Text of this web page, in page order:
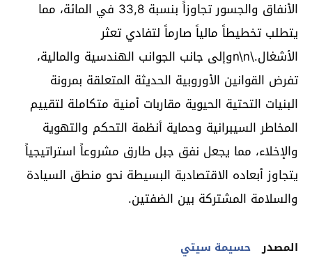
الأنفاق والجسور تجاوزاً بنسبة 33,8 في المائة، مما
يتطلب تخطيطاً مالياً صارماً لتفادي تعثر
الأشغال.\n\nوإلى جانب الجوانب الهندسية والمالية،
تفرض القوانين الأوروبية الحديثة المتعلقة بمرونة
البنيات التحتية الحيوية مقاربات أمنية متكاملة لتقييم
المخاطر السيبرانية وحماية أنظمة التحكم والتهوية
والإخلاء، مما يجعل نفق جبل طارق مشروعاً استراتيجياً
يتجاوز أبعاده الاقتصادية البسيطة نحو منطق السيادة
والسلامة المشتركة بين الضفتين.
المصدر حسيمة سيتي